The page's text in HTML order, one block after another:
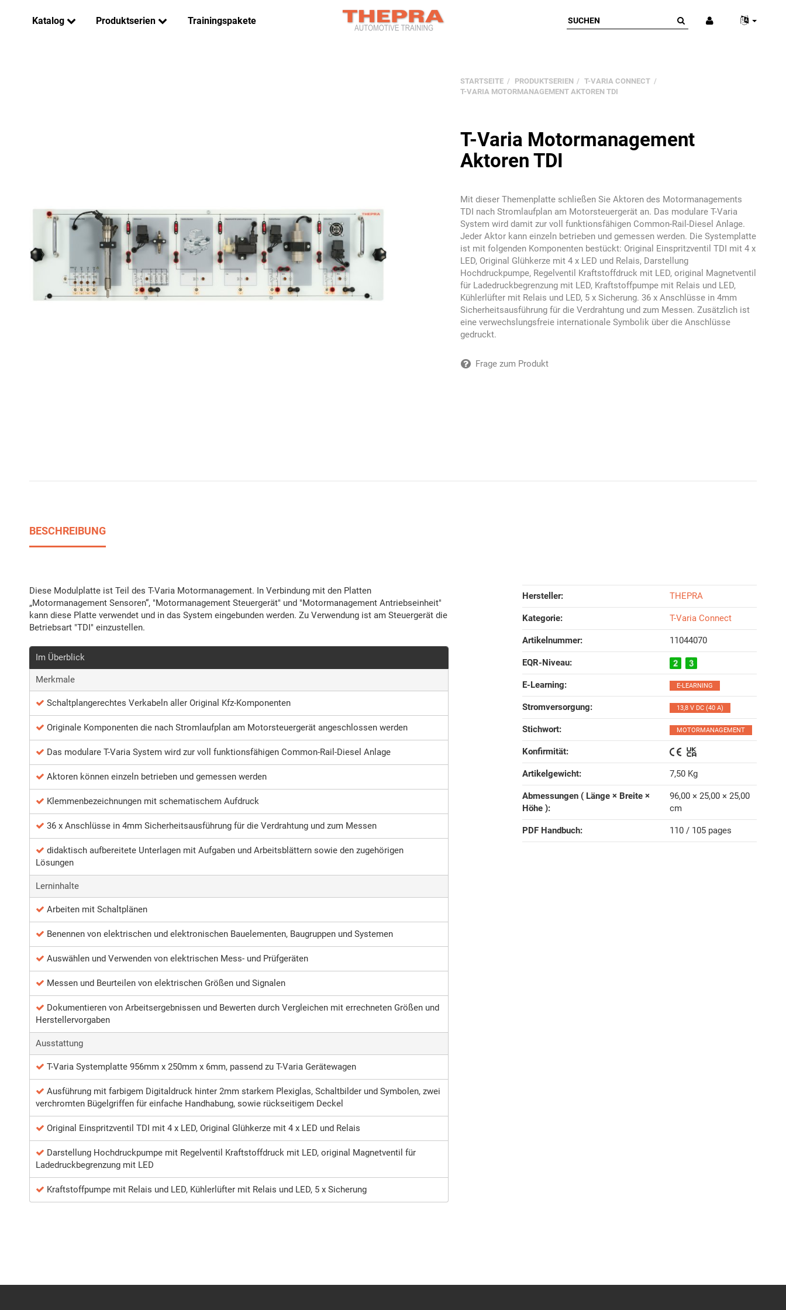
Katalog Produktserien Trainingspakete
STARTSEITE PRODUKTSERIEN
T-VARIA CONNECT
T-VARIA MOTORMANAGEMENT AKTOREN TDI
T-Varia Motormanagement
Aktoren TDI
Mit dieser Themenplatte schließen Sie Aktoren des Motormanagements
TDI nach Stromlaufplan am Motorsteuergerät an. Das modulare T-Varia
System wird damit zur voll funktionsfähigen Common-Rail-Diesel Anlage.
Jeder Aktor kann einzeln betrieben und gemessen werden. Die Systemplatte
ist mit folgenden Komponenten bestückt: Original Einspritzventil TDI mit 4 x
LED, Original Glühkerze mit 4 x LED und Relais, Darstellung
Hochdruckpumpe, Regelventil Kraftstoffdruck mit LED, original Magnetventil
für Ladedruckbegrenzung mit LED, Kraftstoffpumpe mit Relais und LED,
Kühlerlüfter mit Relais und LED, 5 x Sicherung. 36 x Anschlüsse in 4mm
Sicherheitsausführung für die Verdrahtung und zum Messen. Zusätzlich ist
eine verwechslungsfreie internationale Symbolik über die Anschlüsse
gedruckt.
Frage zum Produkt
BESCHREIBUNG
Diese Modulplatte ist Teil des T-Varia Motormanagement. In Verbindung mit den Platten
„Motormanagement Sensoren“, "Motormanagement Steuergerät" und "Motormanagement Antriebseinheit"
kann diese Platte verwendet und in das System eingebunden werden. Zu Verwendung ist am Steuergerät die
Betriebsart "TDI" einzustellen.
Im Überblick
Merkmale
Schaltplangerechtes Verkabeln aller Original Kfz-Komponenten
Originale Komponenten die nach Stromlaufplan am Motorsteuergerät angeschlossen werden
Das modulare T-Varia System wird zur voll funktionsfähigen Common-Rail-Diesel Anlage
Aktoren können einzeln betrieben und gemessen werden
Klemmenbezeichnungen mit schematischem Aufdruck
36 x Anschlüsse in 4mm Sicherheitsausführung für die Verdrahtung und zum Messen
didaktisch aufbereitete Unterlagen mit Aufgaben und Arbeitsblättern sowie den zugehörigen
Lösungen
Lerninhalte
Arbeiten mit Schaltplänen
Benennen von elektrischen und elektronischen Bauelementen, Baugruppen und Systemen
Auswählen und Verwenden von elektrischen Mess- und Prüfgeräten
Messen und Beurteilen von elektrischen Größen und Signalen
Dokumentieren von Arbeitsergebnissen und Bewerten durch Vergleichen mit errechneten Größen und
Herstellervorgaben
Ausstattung
T-Varia Systemplatte 956mm x 250mm x 6mm, passend zu T-Varia Gerätewagen
Ausführung mit farbigem Digitaldruck hinter 2mm starkem Plexiglas, Schaltbilder und Symbolen, zwei
verchromten Bügelgriffen für einfache Handhabung, sowie rückseitigem Deckel
Original Einspritzventil TDI mit 4 x LED, Original Glühkerze mit 4 x LED und Relais
Darstellung Hochdruckpumpe mit Regelventil Kraftstoffdruck mit LED, original Magnetventil für
Ladedruckbegrenzung mit LED
Kraftstoffpumpe mit Relais und LED, Kühlerlüfter mit Relais und LED, 5 x Sicherung
Hersteller: THEPRA
Kategorie: T-Varia Connect
Artikelnummer: 11044070
EQR-Niveau‍:
E-Learning‍: E-LEARNING
Stromversorgung‍: 13,8 V DC (40 A)
Stichwort‍: MOTORMANAGEMENT
Konfirmität‍:
Artikelgewicht‍: 7,50 Kg
Abmessungen ( Länge × Breite ×
Höhe )‍:
96,00 × 25,00 × 25,00
cm
PDF Handbuch‍: 110 / 105 pages